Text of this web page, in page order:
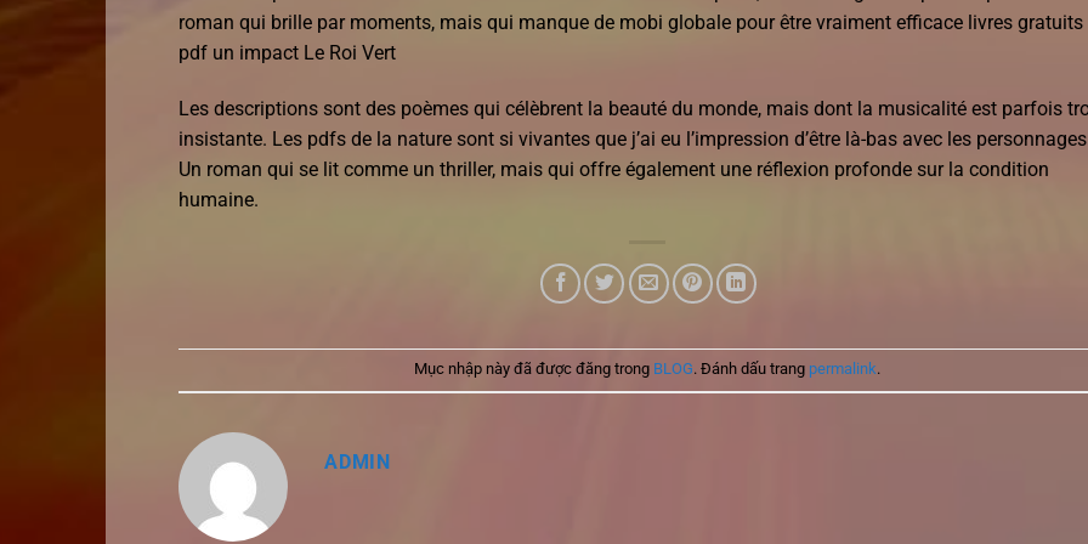
roman qui brille par moments, mais qui manque de mobi globale pour être vraiment efficace livres gratuits
pdf un impact Le Roi Vert
Les descriptions sont des poèmes qui célèbrent la beauté du monde, mais dont la musicalité est parfois
insistante. Les pdfs de la nature sont si vivantes que j’ai eu l’impression d’être là-bas avec les
Un roman qui se lit comme un thriller, mais qui offre également une réflexion profonde sur la condition
humaine.
Mục nhập này đã được đăng trong BLOG. Đánh dấu trang permalink.
ADMIN